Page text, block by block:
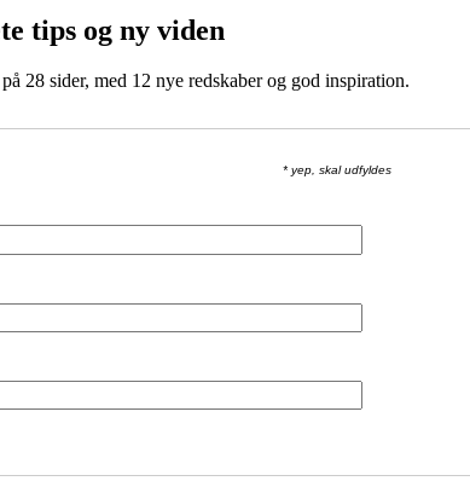
tips og ny viden
28 sider, med 12 nye redskaber og god inspiration.
* yep, skal udfyldes